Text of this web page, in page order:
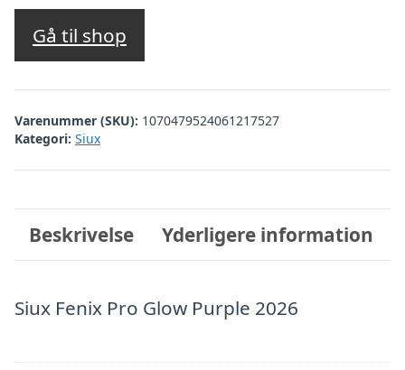
Gå til shop
Varenummer (SKU): 1070479524061217527
Kategori: Siux
Beskrivelse Yderligere information
Siux Fenix Pro Glow Purple 2026